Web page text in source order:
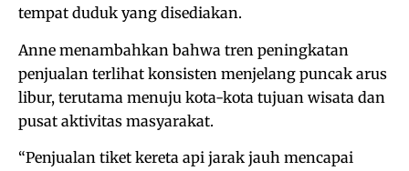
tempat duduk yang disediakan.
Anne menambahkan bahwa tren peningkatan
penjualan terlihat konsisten menjelang puncak arus
libur, terutama menuju kota-kota tujuan wisata dan
pusat aktivitas masyarakat.
“Penjualan tiket kereta api jarak jauh mencapai